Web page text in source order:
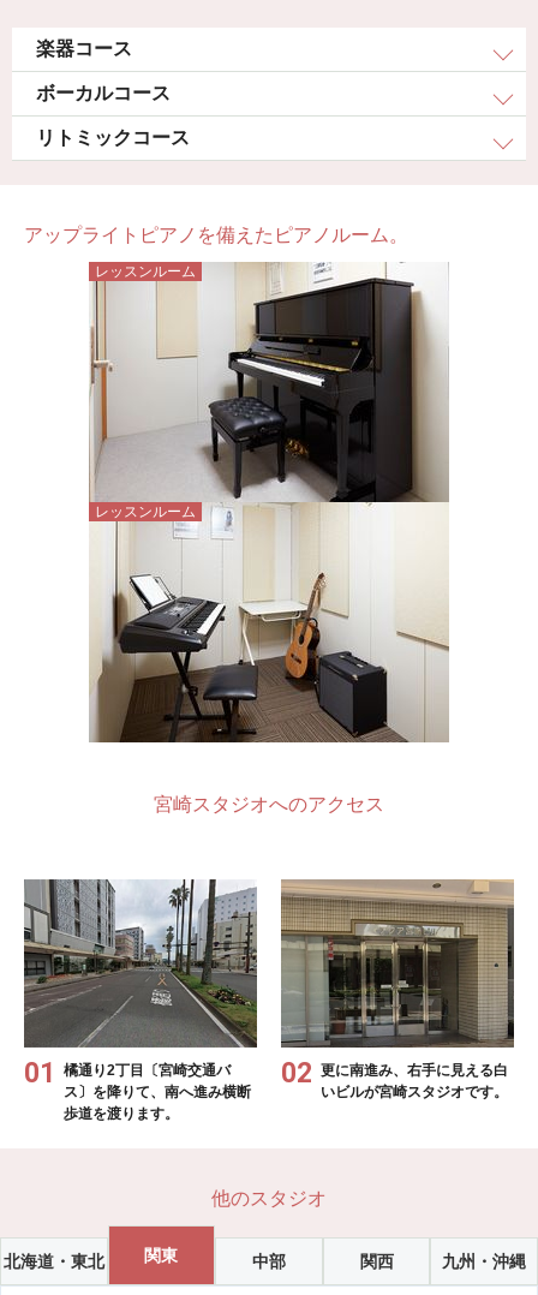
楽器コース
ボーカルコース
リトミックコース
アップライトピアノを備えたピアノルーム。
レッスンルーム
レッスンルーム
宮崎スタジオへのアクセス
橘通り2丁目〔宮崎交通バ
ス〕を降りて、南へ進み横断
歩道を渡ります。
更に南進み、右手に見える白
いビルが宮崎スタジオです。
他のスタジオ
北海道・東北 関東 中部 関西 九州・沖縄